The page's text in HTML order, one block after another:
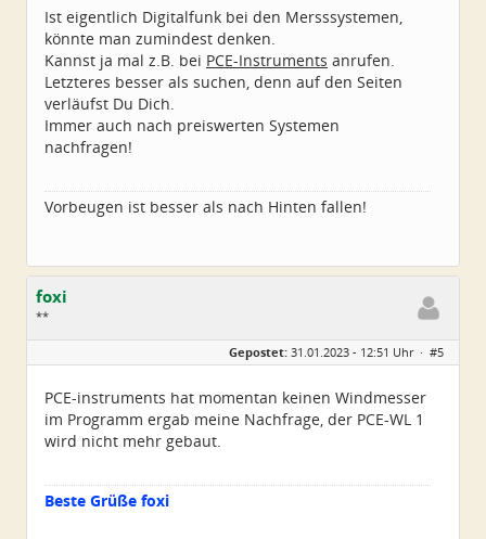
Dabei seit:
06 / 2014
Ist eigentlich Digitalfunk bei den Mersssystemen,
könnte man zumindest denken.
Kannst ja mal z.B. bei PCE-Instruments anrufen.
Letzteres besser als suchen, denn auf den Seiten
verläufst Du Dich.
Immer auch nach preiswerten Systemen
nachfragen!
Vorbeugen ist besser als nach Hinten fallen!
foxi
**
Geschlecht:
Beiträge:
23
Gepostet: 31.01.2023 - 12:51 Uhr · #5
PCE-instruments hat momentan keinen Windmesser
im Programm ergab meine Nachfrage, der PCE-WL 1
wird nicht mehr gebaut.
Beste Grüße foxi